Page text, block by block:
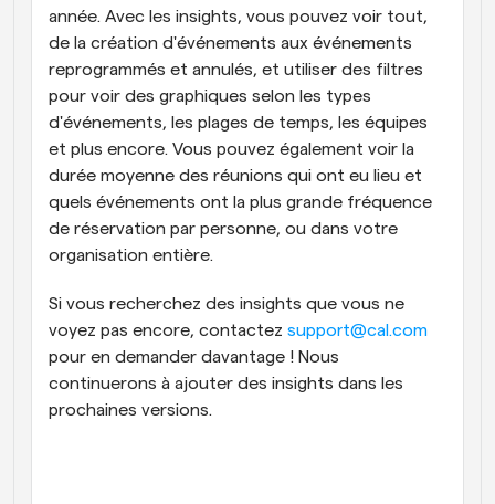
année. Avec les insights, vous pouvez voir tout,
de la création d'événements aux événements
reprogrammés et annulés, et utiliser des filtres
pour voir des graphiques selon les types
d'événements, les plages de temps, les équipes
et plus encore. Vous pouvez également voir la
durée moyenne des réunions qui ont eu lieu et
quels événements ont la plus grande fréquence
de réservation par personne, ou dans votre
organisation entière.
Si vous recherchez des insights que vous ne
voyez pas encore, contactez support@cal.com
pour en demander davantage ! Nous
continuerons à ajouter des insights dans les
prochaines versions.